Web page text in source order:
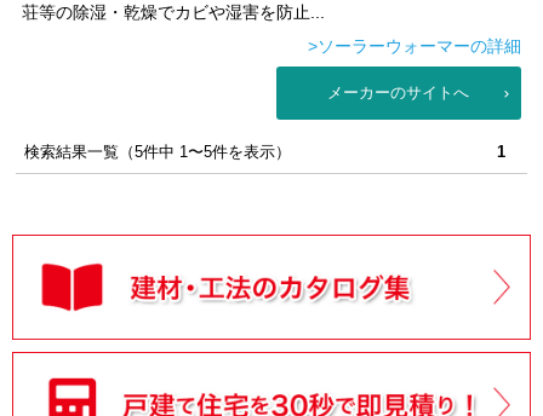
荘等の除湿・乾燥でカビや湿害を防止...
>ソーラーウォーマーの詳細
メーカーのサイトへ
検索結果一覧（5件中 1〜5件を表示） 1